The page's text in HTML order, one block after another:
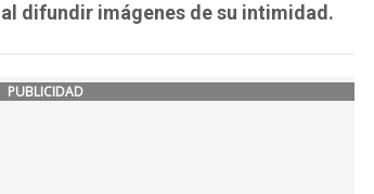
difundir imágenes de su intimidad.
PUBLICIDAD